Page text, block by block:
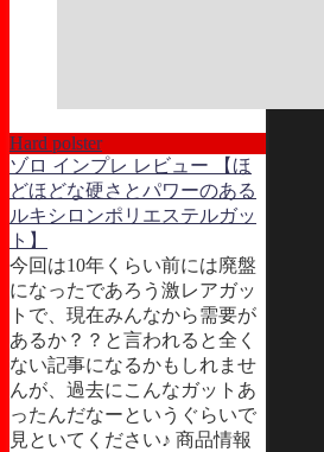
Hard polster
ゾロ インプレ レビュー 【ほ
どほどな硬さとパワーのある
ルキシロンポリエステルガッ
ト】
今回は10年くらい前には廃盤
になったであろう激レアガッ
トで、現在みんなから需要が
あるか？？と言われると全く
ない記事になるかもしれませ
んが、過去にこんなガットあ
ったんだなーというぐらいで
見といてください♪ 商品情報